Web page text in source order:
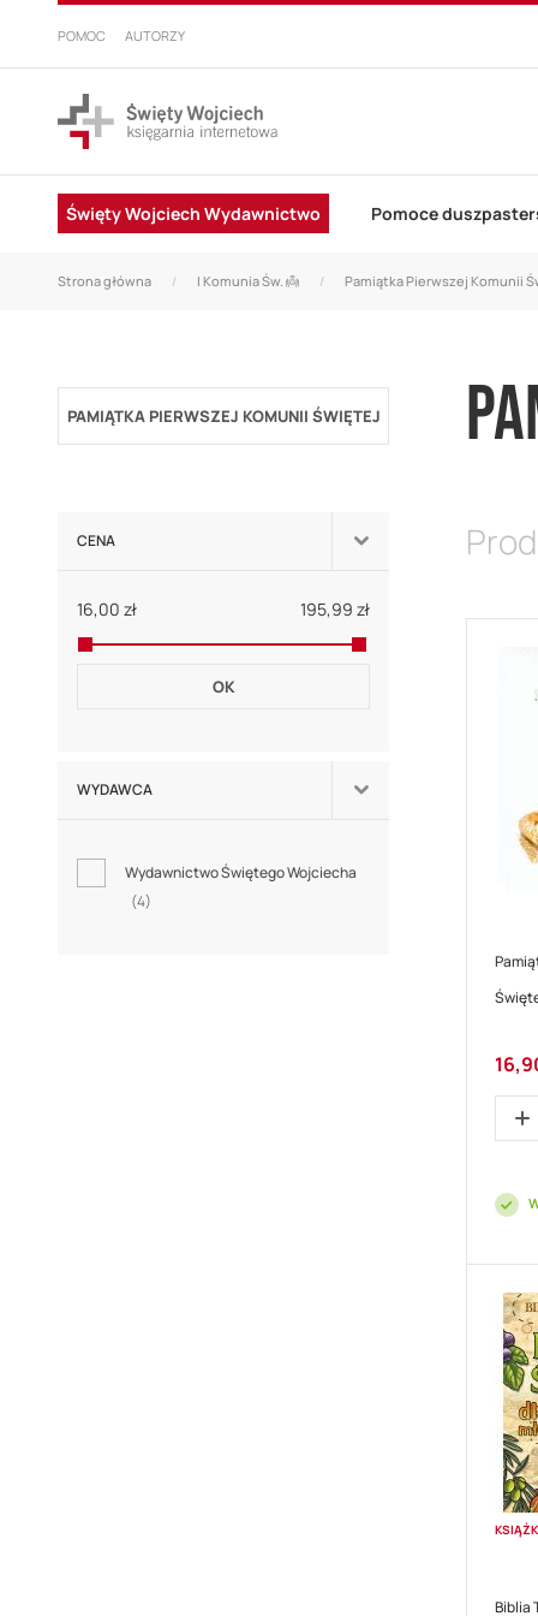
PRZEJDŹ
DO
POMOC AUTORZY
Święty Wojciech Wydawnictwo Pomoce
Strona główna I Komunia Św. 👼 Pamiątka Pierwszej Komunii
PAMIĄTKA PIERWSZEJ KOMUNII ŚWIĘTEJ
Cena
Biblia
CENA
16,00 zł 195,99 zł
OK
WYDAWCA
Wydawnictwo Świętego Wojciecha
4